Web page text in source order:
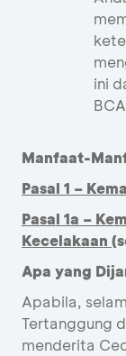
ini
Manfaat-
Pasal 1 –
Pasal 1a –
Kecelakaan
Apa yang
Apabila,
Tertanggung
menderita